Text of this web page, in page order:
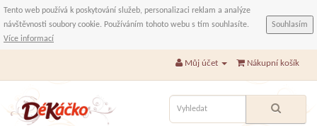
Tento web používá k poskytování služeb, personalizaci reklam a analýze
návštěvnosti soubory cookie. Používáním tohoto webu s tím souhlasíte.
Více informací
Souhlasím
Můj účet Nákupní košík